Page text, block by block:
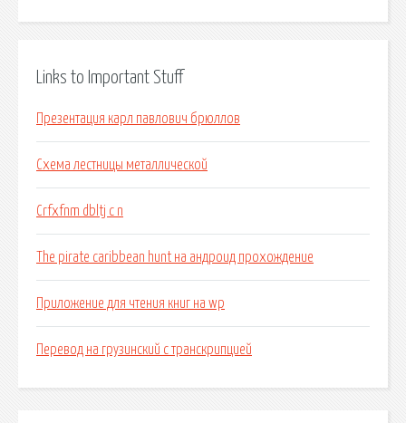
Links to Important Stuff
Презентация карл павлович брюллов
Схема лестницы металлической
Crfxfnm dbltj c n
The pirate caribbean hunt на андроид прохождение
Приложение для чтения книг на wp
Перевод на грузинский с транскрипцией